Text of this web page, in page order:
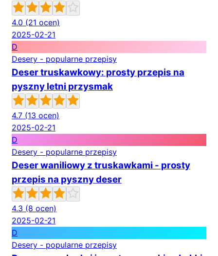
4.0 (21 ocen)
2025-02-21
D
Desery - popularne przepisy
Deser truskawkowy: prosty przepis na
pyszny letni przysmak
4.7 (13 ocen)
2025-02-21
D
Desery - popularne przepisy
Deser waniliowy z truskawkami - prosty
przepis na pyszny deser
4.3 (8 ocen)
2025-02-21
D
Desery - popularne przepisy